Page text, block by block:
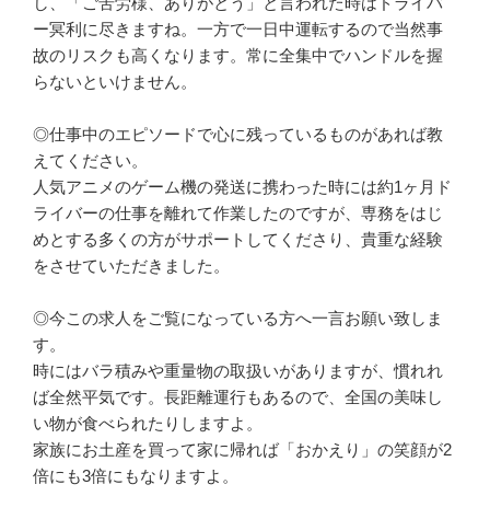
ー冥利に尽きますね。一方で一日中運転するので当然事
故のリスクも高くなります。常に全集中でハンドルを握
らないといけません。
◎仕事中のエピソードで心に残っているものがあれば教
えてください。
人気アニメのゲーム機の発送に携わった時には約1ヶ月ド
ライバーの仕事を離れて作業したのですが、専務をはじ
めとする多くの方がサポートしてくださり、貴重な経験
をさせていただきました。
◎今この求人をご覧になっている方へ一言お願い致しま
す。
時にはバラ積みや重量物の取扱いがありますが、慣れれ
ば全然平気です。長距離運行もあるので、全国の美味し
い物が食べられたりしますよ。
家族にお土産を買って家に帰れば「おかえり」の笑顔が2
倍にも3倍にもなりますよ。